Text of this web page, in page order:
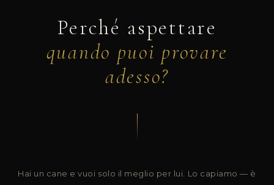
Perché aspettare
quando puoi provare
adesso?
Hai un cane e vuoi solo il meglio per lui. Lo capiamo — è